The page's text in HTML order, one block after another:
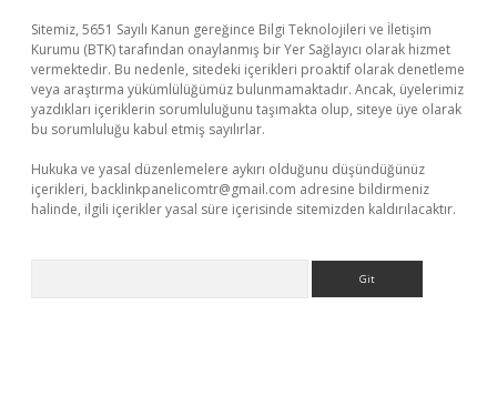
Sitemiz, 5651 Sayılı Kanun gereğince Bilgi Teknolojileri ve İletişim
Kurumu (BTK) tarafından onaylanmış bir Yer Sağlayıcı olarak hizmet
vermektedir. Bu nedenle, sitedeki içerikleri proaktif olarak denetleme
veya araştırma yükümlülüğümüz bulunmamaktadır. Ancak, üyelerimiz
yazdıkları içeriklerin sorumluluğunu taşımakta olup, siteye üye olarak
bu sorumluluğu kabul etmiş sayılırlar.
Hukuka ve yasal düzenlemelere aykırı olduğunu düşündüğünüz
içerikleri, backlinkpanelicomtr@gmail.com adresine bildirmeniz
halinde, ilgili içerikler yasal süre içerisinde sitemizden kaldırılacaktır.